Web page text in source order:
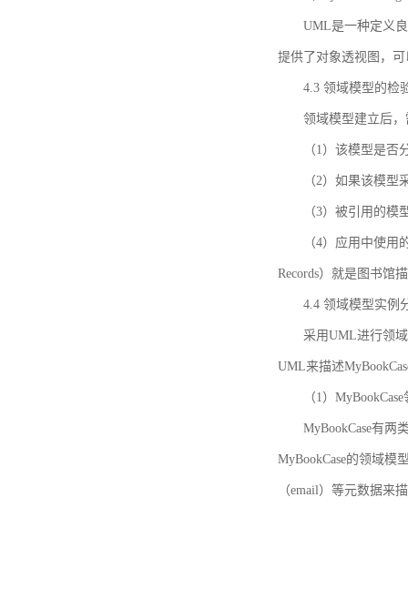
UML是一种定义
提供了对象透视图，
4.3 领域模型的检
领域模型建立后
（1）该模型是
（2）如果该模
（3）被引用的模
（4）应用中使用
Records）就是图书馆
4.4 领域模型实例
采用UML进行领
UML来描述
（1）
MyBookCase有两
MyBookCase的领域模
（email）等元数据来